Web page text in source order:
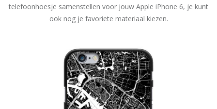
telefoonhoesje samenstellen voor jouw Apple iPhone 6, je kunt
ook nog je favoriete materiaal kiezen.